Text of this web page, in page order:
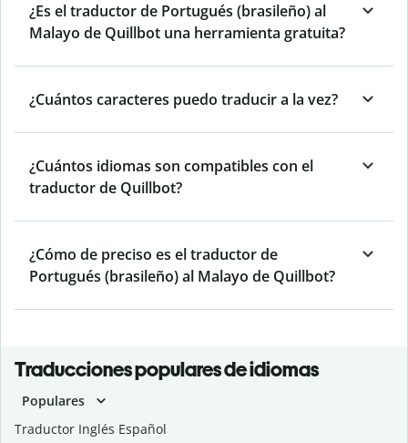
¿Es el traductor de Portugués (brasileño) al
Malayo de Quillbot una herramienta gratuita?
¿Cuántos caracteres puedo traducir a la vez?
¿Cuántos idiomas son compatibles con el
traductor de Quillbot?
¿Cómo de preciso es el traductor de
Portugués (brasileño) al Malayo de Quillbot?
Traducciones populares de idiomas
Populares
Traductor Inglés Español